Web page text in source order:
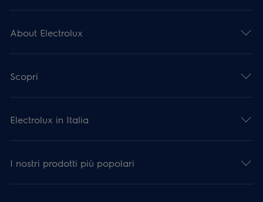
About Electrolux
Scopri
Electrolux in Italia
I nostri prodotti più popolari